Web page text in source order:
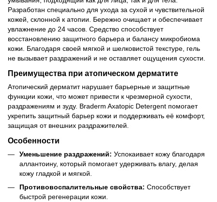
Разработан специально для ухода за сухой и чувствительной
кожей, склонной к атопии. Бережно очищает и обеспечивает
увлажнение до 24 часов. Средство способствует
восстановлению защитного барьера и балансу микробиома
кожи. Благодаря своей мягкой и шелковистой текстуре, гель
не вызывает раздражений и не оставляет ощущения сухости.
Преимущества при атопическом дерматите
Атопический дерматит нарушает барьерные и защитные
функции кожи, что может привести к чрезмерной сухости,
раздражениям и зуду. Braderm Axatopic Detergent помогает
укрепить защитный барьер кожи и поддерживать её комфорт,
защищая от внешних раздражителей.
Особенности
Уменьшение раздражений: Успокаивает кожу благодаря
аллантоину, который помогает удерживать влагу, делая
кожу гладкой и мягкой.
Противовоспалительные свойства: Способствует
быстрой регенерации кожи.